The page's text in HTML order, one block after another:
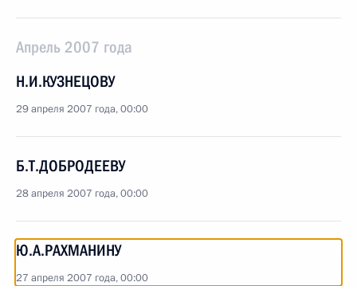
Апрель 2007 года
Н.И.КУЗНЕЦОВУ
29 апреля 2007 года, 00:00
Б.Т.ДОБРОДЕЕВУ
28 апреля 2007 года, 00:00
Ю.А.РАХМАНИНУ
27 апреля 2007 года, 00:00